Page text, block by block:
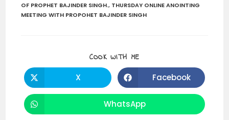
OF PROPHET BAJINDER SINGH., THURSDAY ONLINE ANOINTING
MEETING WITH PROPOHET BAJINDER SINGH
COOK WITH ME
CONTENT
Opens
in
a
X Opens
in
a
Facebook
Opens
in
WhatsApp